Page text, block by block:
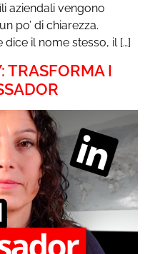
aziendali vengono
po’ di chiarezza.
il nome stesso, il […]
TRASFORMA I